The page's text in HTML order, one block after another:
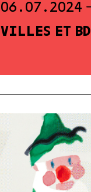
06.07.2024
VILLES ET BD